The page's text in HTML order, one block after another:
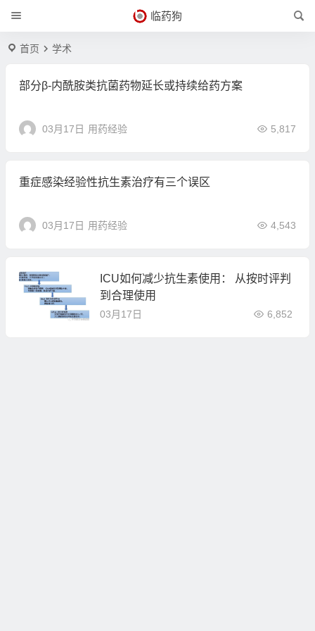
临药狗
首页 学术
部分β-内酰胺类抗菌药物延长或持续给药方案
03月17日 用药经验 5,817
重症感染经验性抗生素治疗有三个误区
03月17日 用药经验 4,543
ICU如何减少抗生素使用： 从按时评判
到合理使用
03月17日 6,852